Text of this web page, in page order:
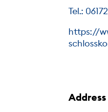
Tel.:
https://
Address